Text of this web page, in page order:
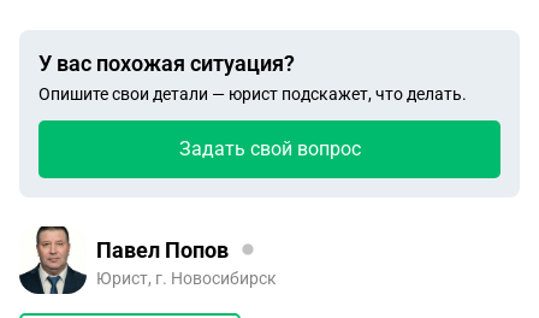
У вас похожая ситуация?
Опишите свои детали — юрист подскажет, что делать.
Задать свой вопрос
Павел Попов
Юрист, г. Новосибирск